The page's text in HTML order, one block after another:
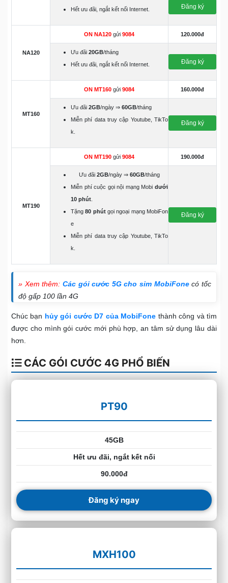
Hết ưu đãi, ngắt kết nối Internet.
Đăng ký
NA120
ON NA120 gửi 9084 120.000đ
Ưu đãi 20GB/tháng
Hết ưu đãi, ngắt kết nối Internet.
Đăng ký
MT160
ON MT160 gửi 9084 160.000đ
Ưu đãi 2GB/ngày ⇒ 60GB/tháng
Miễn phí data truy cập Youtube, TikTo
k.
Đăng ký
MT190
ON MT190 gửi 9084 190.000đ
Ưu đãi 2GB/ngày ⇒ 60GB/tháng
Miễn phí cuộc gọi nội mạng Mobi dưới
10 phút
Tặng80 phútgọi ngoại mạng MobiFon
e
Miễn phí data truy cập Youtube, TikTo
k.
Đăng ký
» Xem thêm: Các gói cước 5G cho sim MobiFonecó tốc
độ gấp 100 lần 4G
Chúc bạn hủy gói cước D7 của MobiFone thành công và tìm
được cho mình gói cước mới phù hợp, an tâm sử dụng lâu dài
hơn.
CÁC GÓI CƯỚC 4G PHỔ BIẾN
PT90
45GB
Hết ưu đãi, ngắt kết nối
90.000đ
Đăng ký ngay
MXH100